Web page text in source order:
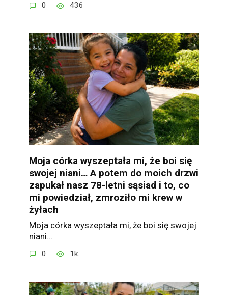
0 436
Moja córka wyszeptała mi, że boi się
swojej niani… A potem do moich drzwi
zapukał nasz 78-letni sąsiad i to, co
mi powiedział, zmroziło mi krew w
żyłach
Moja córka wyszeptała mi, że boi się swojej
niani…
0 1k.